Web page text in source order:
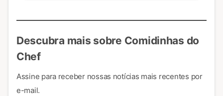
Descubra mais sobre Comidinhas do
Chef
Assine para receber nossas notícias mais recentes por
e-mail.